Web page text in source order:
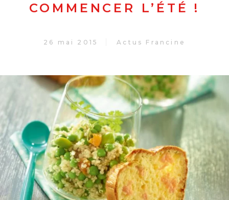
COMMENCER L’ÉTÉ !
26 mai 2015 Actus Francine